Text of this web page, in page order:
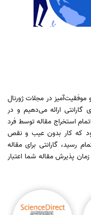
در مجلات ژورنال
گارانتی ارائه می‌دهیم و در
استخراج مقاله توسط فرد
که کار بدون عیب و نقص
رسید، گارانتی برای مقاله
پذیرش مقاله شما اعتبار